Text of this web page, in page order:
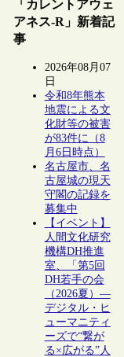
「カレントアウェ
アネス-R」新着記
事
2026年08月07
日
令和8年熊本
地震による文
化財等の被害
が83件に（8
月6日時点）
名古屋市、名
古屋城の現天
守閣の記録を
募集中
【イベント】
人間文化研究
機構DH推進
室、「第5回
DH若手の会
（2026夏）―
デジタル・ヒ
ューマニティ
ーズで“繋が
る×広がる”人